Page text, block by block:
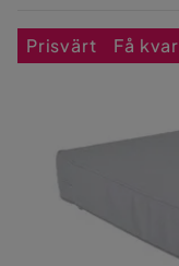
Prisvärt Få kvar